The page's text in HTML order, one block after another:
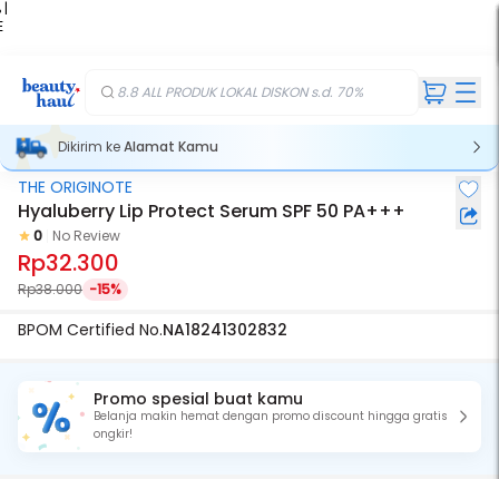
|
8.8 ALL PRODUK LOKAL DISKON s.d. 70%
Dikirim keAlamat Kamu
THE ORIGINOTE
Hyaluberry Lip Protect Serum SPF 50 PA+++
0 No Review
Rp32.300
Rp38.000 -15%
BPOM Certified No.NA18241302832
Promo spesial buat kamu
Belanja makin hemat dengan promo discount hingga gratis
ongkir!